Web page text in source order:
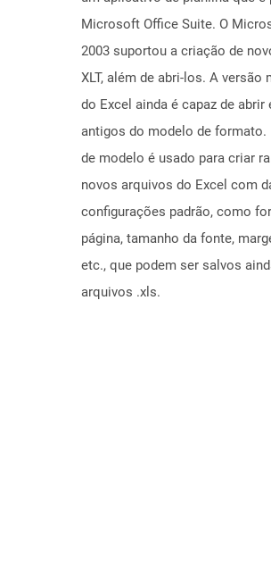
Microsoft Office Suite. O
2003 suportou a criação de
XLT, além de abri-los. A versão
do Excel ainda é capaz de
antigos do modelo de formato.
de modelo é usado para criar
novos arquivos do Excel com
configurações padrão, como
página, tamanho da fonte,
etc., que podem ser salvos
arquivos .xls.